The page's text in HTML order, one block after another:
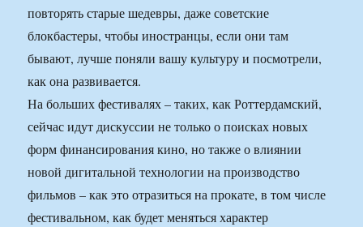
повторять старые шедевры, даже советские
блокбастеры, чтобы иностранцы, если они там
бывают, лучше поняли вашу культуру и посмотрели,
как она развивается.
На больших фестивалях – таких, как Роттердамский,
сейчас идут дискуссии не только о поисках новых
форм финансирования кино, но также о влиянии
новой дигитальной технологии на производство
фильмов – как это отразиться на прокате, в том числе
фестивальном, как будет меняться характер